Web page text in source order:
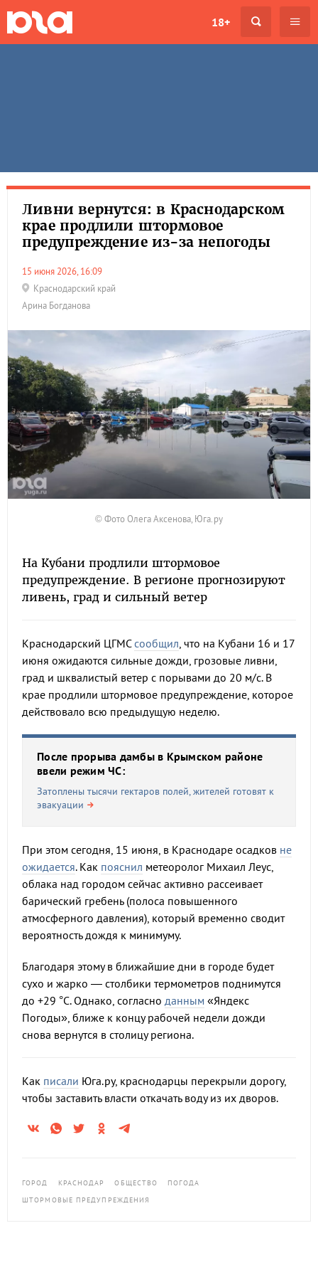
18+
Ливни вернутся: в Краснодарском
крае продлили штормовое
предупреждение из-за непогоды
15 июня 2026, 16:09
Краснодарский край
Арина Богданова
© Фото Олега Аксенова, Юга.ру
На Кубани продлили штормовое
предупреждение. В регионе прогнозируют
ливень, град и сильный ветер
Краснодарский ЦГМСсообщил, что на Кубани 16 и 17
июня ожидаются сильные дожди, грозовые ливни,
град и шквалистый ветер с порывами до 20 м/с. В
крае продлили штормовое предупреждение, которое
действовало всю предыдущую неделю.
После прорыва дамбы в Крымском районе
ввели режим ЧС:
Затоплены тысячи гектаров полей, жителей готовят к
эвакуации
При этом сегодня, 15 июня, в Краснодаре осадков не
ожидается. Как пояснил метеоролог Михаил Леус,
облака над городом сейчас активно рассеивает
барический гребень (полоса повышенного
атмосферного давления), который временно сводит
вероятность дождя к минимуму.
Благодаря этому в ближайшие дни в городе будет
сухо и жарко — столбики термометров поднимутся
до +29 °С. Однако, согласно данным «Яндекс
Погоды», ближе к концу рабочей недели дожди
снова вернутся в столицу региона.
Как писали Юга.ру, краснодарцы перекрыли дорогу,
чтобы заставить власти откачать воду из их дворов.
ГОРОД КРАСНОДАР ОБЩЕСТВО
ПОГОДА
ШТОРМОВЫЕ ПРЕДУПРЕЖДЕНИЯ